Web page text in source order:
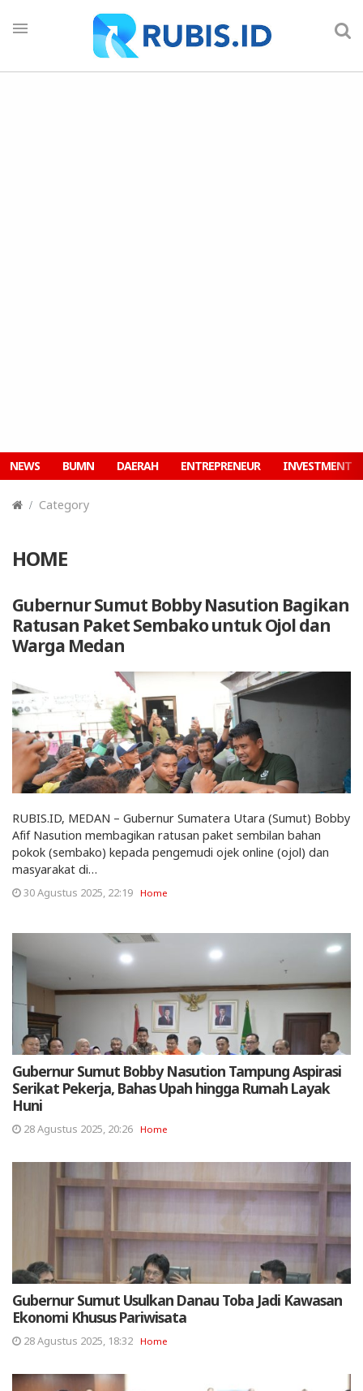
NEWS BUMN DAERAH ENTREPRENEUR INVESTMENT
Category
HOME
Gubernur Sumut Bobby Nasution Bagikan
Ratusan Paket Sembako untuk Ojol dan
Warga Medan
RUBIS.ID, MEDAN – Gubernur Sumatera Utara (Sumut) Bobby
Afif Nasution membagikan ratusan paket sembilan bahan
pokok (sembako) kepada pengemudi ojek online (ojol) dan
masyarakat di…
30 Agustus 2025, 22:19 Home
Gubernur Sumut Bobby Nasution Tampung Aspirasi
Serikat Pekerja, Bahas Upah hingga Rumah Layak
Huni
28 Agustus 2025, 20:26 Home
Gubernur Sumut Usulkan Danau Toba Jadi Kawasan
Ekonomi Khusus Pariwisata
28 Agustus 2025, 18:32 Home